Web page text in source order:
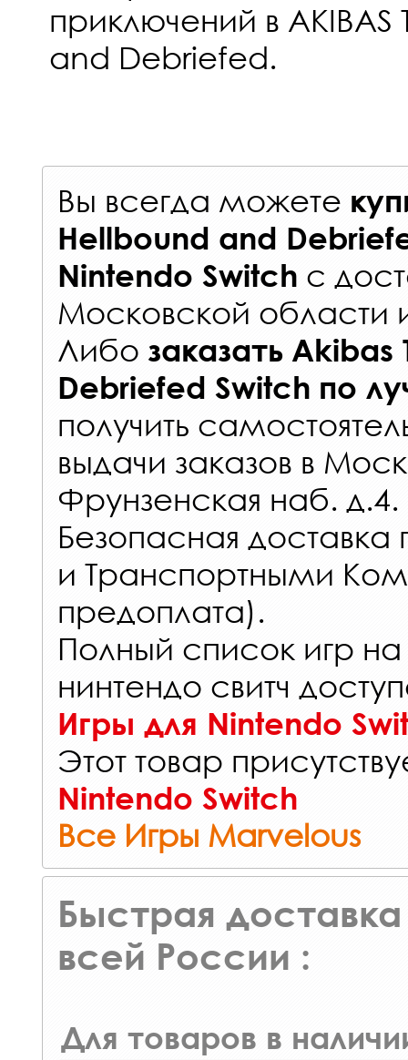
приключений в AKIBAS
and Debriefed.
Вы всегда можете
Hellbound and
Nintendo Switch с
Московской области
Либо заказать Akibas
Debriefed Switch по
получить
выдачи заказов в
Фрунзенская наб. д.4.
Безопасная
и Транспортными
предоплата).
Полный список игр
нинтендо свитч
Игры для Nintendo
Этот товар
Nintendo Switch
Все Игры Marvelous
Быстрая доставка
всей России :
Для товаров в